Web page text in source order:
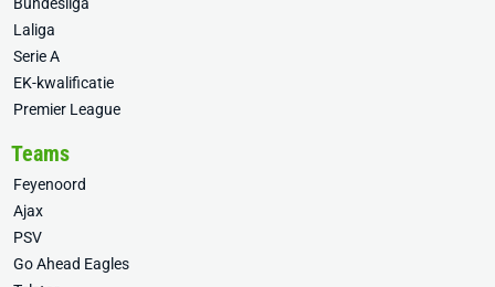
Bundesliga
Laliga
Serie A
EK-kwalificatie
Premier League
Teams
Feyenoord
Ajax
PSV
Go Ahead Eagles